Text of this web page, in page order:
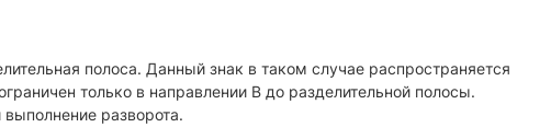
полоса. Данный знак в таком случае распространяется
только в направлении В до разделительной полосы.
разворота.